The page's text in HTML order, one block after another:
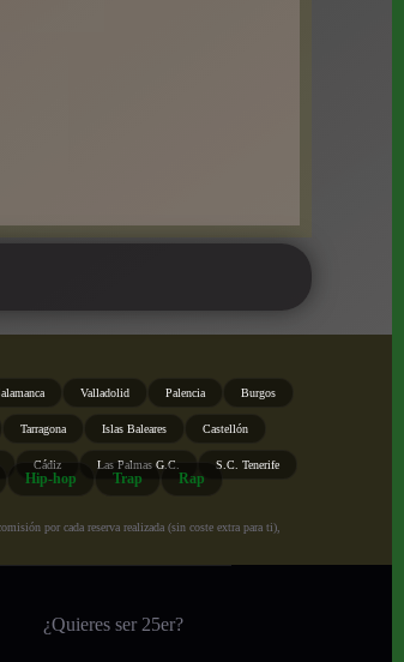
Valladolid Palencia Burgos
Tarragona Islas Baleares Castellón
Cádiz Las Palmas G.C. S.C. Tenerife
Hip-hop Trap Rap
por cada reserva realizada (sin coste extra para ti),
¿Quieres ser 25er?